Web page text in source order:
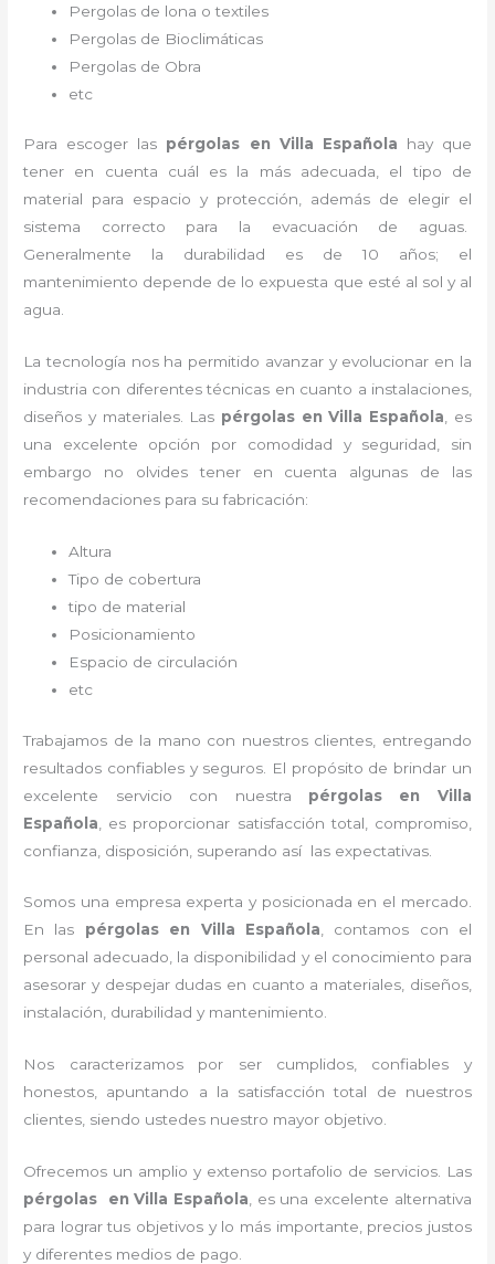
Pergolas de lona o textiles
Pergolas de Bioclimáticas
Pergolas de Obra
etc
Para escoger las pérgolas en Villa Española
hay que
tener en cuenta cuál es la más adecuada, el tipo de
material para espacio y protección, además de elegir el
sistema correcto para la evacuación de aguas.
Generalmente la durabilidad es de 10 años; el
mantenimiento depende de lo expuesta que esté al sol y al
agua.
La tecnología nos ha permitido avanzar y evolucionar en la
industria con diferentes técnicas en cuanto a instalaciones,
diseños y materiales. Las pérgolas en Villa Española , es
una excelente opción por comodidad y seguridad, sin
embargo no olvides tener en cuenta algunas de las
recomendaciones para su fabricación:
Altura
Tipo de cobertura
tipo de material
Posicionamiento
Espacio de circulación
etc
Trabajamos de la mano con nuestros clientes, entregando
resultados confiables y seguros. El propósito de brindar un
excelente servicio con nuestra pérgolas en Villa
Española , es proporcionar satisfacción total, compromiso,
confianza, disposición, superando así las expectativas.
Somos una empresa experta y posicionada en el mercado.
En las pérgolasen Villa Española, contamos con el
personal adecuado, la disponibilidad y el conocimiento para
asesorar y despejar dudas en cuanto a materiales, diseños,
instalación, durabilidad y mantenimiento.
Nos caracterizamos por ser cumplidos, confiables y
honestos, apuntando a la satisfacción total de nuestros
clientes, siendo ustedes nuestro mayor objetivo.
Ofrecemos un amplio y extenso portafolio de servicios. Las
pérgolas en Villa Española , es una excelente alternativa
para lograr tus objetivos y lo más importante, precios justos
y diferentes medios de pago.